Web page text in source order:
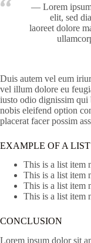
Lorem
elit, sed
laoreet dolore
Duis autem vel eum
vel illum dolore eu
iusto odio dignissim qui
nobis eleifend option
placerat facer possim
EXAMPLE OF A LIST
This is a list item
This is a list item
This is a list item
This is a list item
CONCLUSION
Lorem ipsum dolor sit